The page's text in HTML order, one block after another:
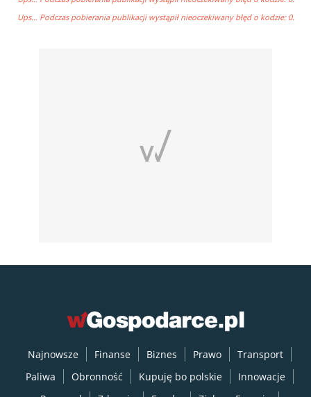
Ups… Podczas pobierania publikacji wystąpił nieoczekiwany błęd o kodzie: 0.
Najnowsze Finanse Biznes Prawo
Transport
Paliwa
Obronność Kupuję bo polskie
Innowacje